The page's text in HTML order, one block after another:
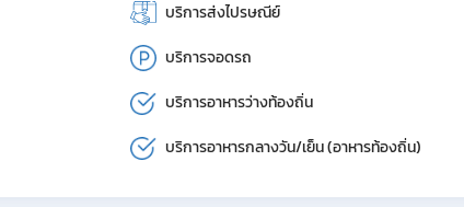
บริการส่งไปรษณีย์
บริการจอดรถ
บริการอาหารว่างท้องถิ่น
บริการอาหารกลางวัน/เย็น (อาหารท้องถิ่น)